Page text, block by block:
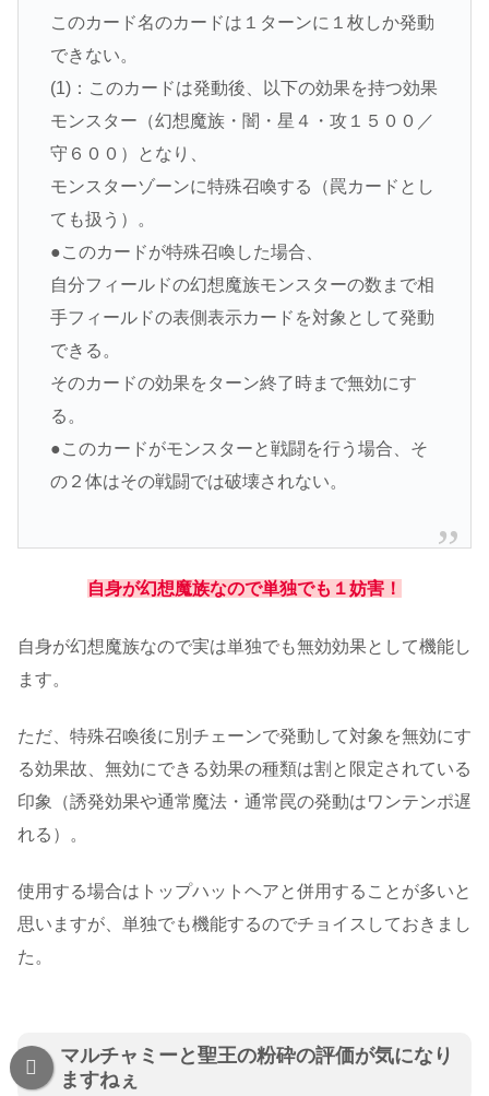
このカード名のカードは１ターンに１枚しか発動
できない。
(1)：このカードは発動後、以下の効果を持つ効果
モンスター（幻想魔族・闇・星４・攻１５００／
守６００）となり、
モンスターゾーンに特殊召喚する（罠カードとし
ても扱う）。
●このカードが特殊召喚した場合、
自分フィールドの幻想魔族モンスターの数まで相
手フィールドの表側表示カードを対象として発動
できる。
そのカードの効果をターン終了時まで無効にす
る。
●このカードがモンスターと戦闘を行う場合、そ
の２体はその戦闘では破壊されない。
自身が幻想魔族なので単独でも１妨害！
自身が幻想魔族なので実は単独でも無効効果として機能し
ます。
ただ、特殊召喚後に別チェーンで発動して対象を無効にす
る効果故、無効にできる効果の種類は割と限定されている
印象（誘発効果や通常魔法・通常罠の発動はワンテンポ遅
れる）。
使用する場合はトップハットヘアと併用することが多いと
思いますが、単独でも機能するのでチョイスしておきまし
た。
マルチャミーと聖王の粉砕の評価が気になり
ますねぇ